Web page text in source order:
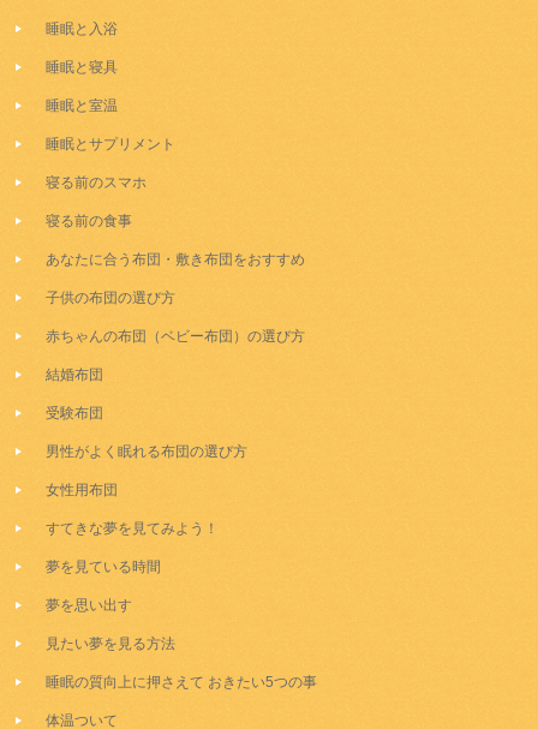
睡眠と入浴
睡眠と寝具
睡眠と室温
睡眠とサプリメント
寝る前のスマホ
寝る前の食事
あなたに合う布団・敷き布団をおすすめ
子供の布団の選び方
赤ちゃんの布団（ベビー布団）の選び方
結婚布団
受験布団
男性がよく眠れる布団の選び方
女性用布団
すてきな夢を見てみよう！
夢を見ている時間
夢を思い出す
見たい夢を見る方法
睡眠の質向上に押さえて おきたい5つの事
体温ついて